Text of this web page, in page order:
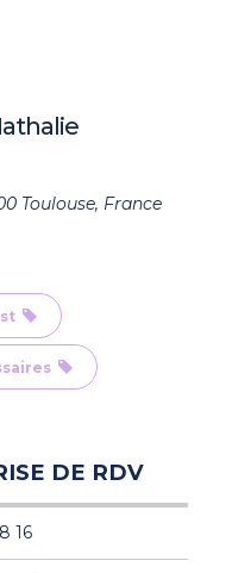
Toulouse, France
DE RDV
16